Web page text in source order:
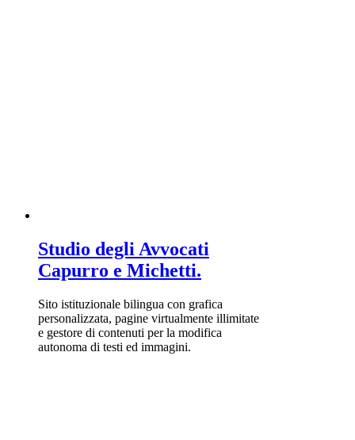
Studio degli Avvocati
Capurro e Michetti.
Sito istituzionale bilingua con grafica
personalizzata, pagine virtualmente illimitate
e gestore di contenuti per la modifica
autonoma di testi ed immagini.